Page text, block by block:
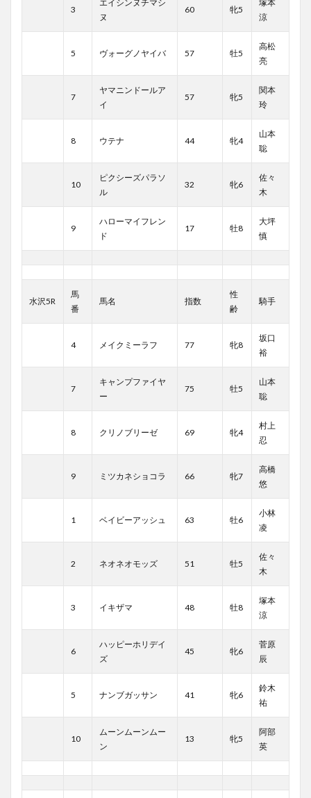
3
エイシンヌチマシ
ヌ
60 牝5
塚本
涼
5 ヴォーグノヤイバ 57 牡5
高松
亮
7
ヤマニンドールア
イ
57 牝5
関本
玲
8 ウテナ 44 牝4
山本
聡
10
ピクシーズパラソ
ル
32 牝6
佐々
木
9
ハローマイフレン
ド
17 牡8
大坪
慎
水沢5R
馬
番
馬名 指数
性
齢
騎手
4 メイクミーラフ 77 牝8
坂口
裕
7
キャンプファイヤ
ー
75 牡5
山本
聡
8 クリノブリーゼ 69 牝4
村上
忍
9 ミツカネショコラ 66 牝7
高橋
悠
1 ベイビーアッシュ 63 牡6
小林
凌
2 ネオネオモッズ 51 牡5
佐々
木
3 イキザマ 48 牡8
塚本
涼
6
ハッピーホリデイ
ズ
45 牝6
菅原
辰
5 ナンブガッサン 41 牝6
鈴木
祐
10
ムーンムーンムー
ン
13 牝5
阿部
英